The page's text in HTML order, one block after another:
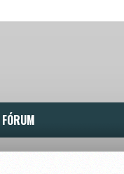
FÓRUM